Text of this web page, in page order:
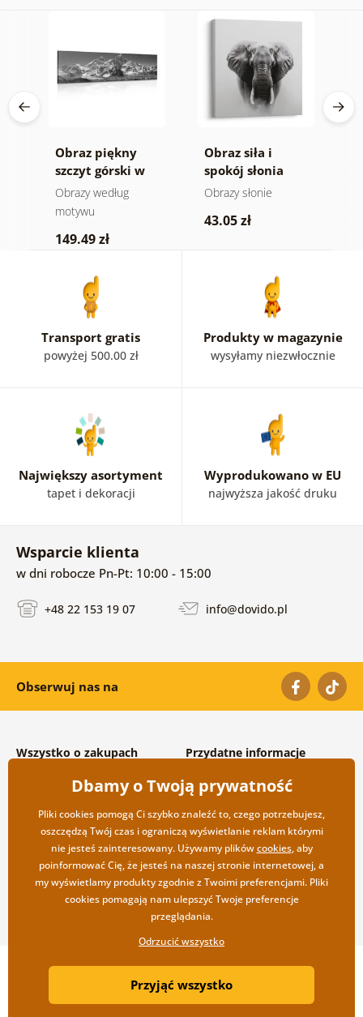
Obraz piękny
szczyt górski w
wersji czarno-
białej
Obrazy według
motywu
149.49 zł
Obraz siła i
spokój słonia
Obrazy słonie
43.05 zł
Transport gratis
powyżej 500.00 zł
Produkty w magazynie
wysyłamy niezwłocznie
Największy asortyment
tapet i dekoracji
Wyprodukowano w EU
najwyższa jakość druku
Wsparcie klienta
w dni robocze Pn-Pt: 10:00 - 15:00
+48 22 153 19 07 info@dovido.pl
Obserwuj nas na
Wszystko o zakupach
Warunki handlowe i
reklamacyjne
Prywatność
Opcje wysyłki i płatności
Zwrot towarów
Przydatne informacje
Często zadawane pytania
Kontakt
Współpraca hurtowa
Copyright ©2019 © Dovido.pl.
| Sklep internetowy został stworzony przez
Dbamy o Twoją prywatność
Pliki cookies pomogą Ci szybko znaleźć to, czego potrzebujesz,
oszczędzą Twój czas i ograniczą wyświetlanie reklam którymi
nie jesteś zainteresowany. Używamy plikówcookies, aby
poinformować Cię, że jesteś na naszej stronie internetowej, a
my wyświetlamy produkty zgodnie z Twoimi preferencjami. Pliki
cookies pomagają nam ulepszyć Twoje preferencje
przeglądania.
Odrzucić wszystko
Przyjąć wszystko